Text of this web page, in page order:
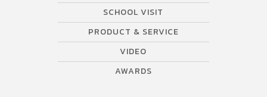
SCHOOL VISIT
PRODUCT & SERVICE
VIDEO
AWARDS